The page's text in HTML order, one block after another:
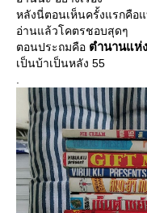
หลังนี่ตอนเห็นครั้งแรกคือ
อ่านแล้วโคตรชอบสุดๆ
ตอนประถมคือ ตำนานแห่
เป็นบ้าเป็นหลัง 55